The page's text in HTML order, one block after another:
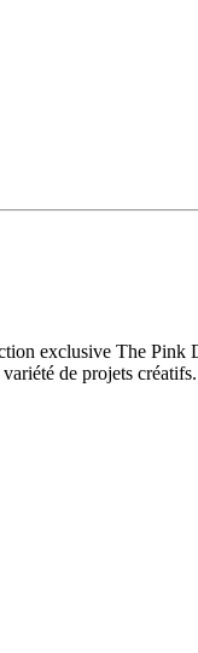
exclusive The Pink
de projets créatifs.